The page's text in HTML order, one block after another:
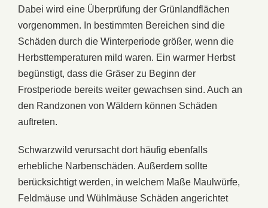
Dabei wird eine Überprüfung der Grünlandflächen
vorgenommen. In bestimmten Bereichen sind die
Schäden durch die Winterperiode größer, wenn die
Herbsttemperaturen mild waren. Ein warmer Herbst
begünstigt, dass die Gräser zu Beginn der
Frostperiode bereits weiter gewachsen sind. Auch an
den Randzonen von Wäldern können Schäden
auftreten.
Schwarzwild verursacht dort häufig ebenfalls
erhebliche Narbenschäden. Außerdem sollte
berücksichtigt werden, in welchem Maße Maulwürfe,
Feldmäuse und Wühlmäuse Schäden angerichtet